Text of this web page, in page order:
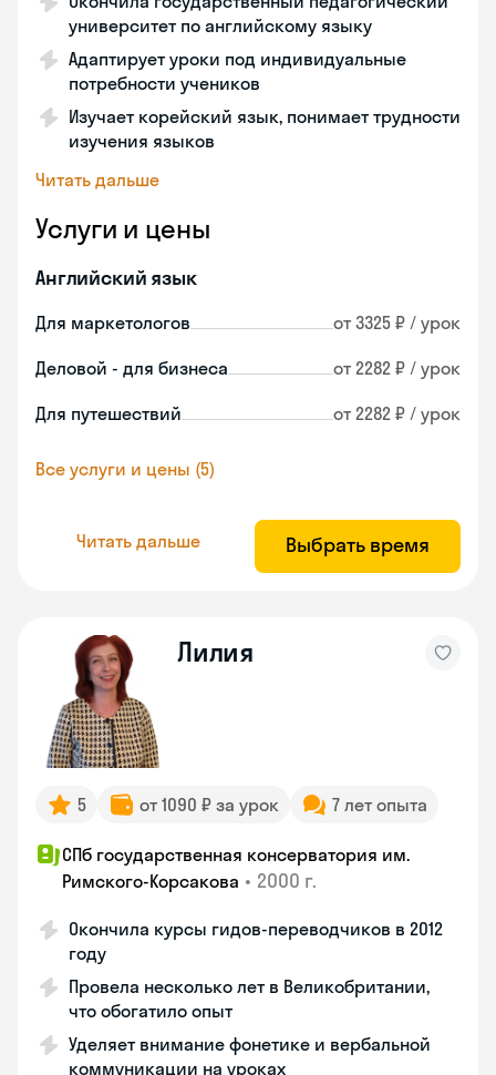
университет по английскому языку
Адаптирует уроки под индивидуальные
потребности учеников
Изучает корейский язык, понимает трудности
изучения языков
Читать дальше
Услуги и цены
Английский язык
Для маркетологов от 3325 ₽ / урок
Деловой - для бизнеса от 2282 ₽ / урок
Для путешествий от 2282 ₽ / урок
Все услуги и цены (5)
Читать дальше Выбрать время
Лилия
5 от 1090 ₽ за урок 7 лет опыта
СПб государственная консерватория им.
Римского-Корсакова • 2000 г.
Окончила курсы гидов-переводчиков в 2012
году
Провела несколько лет в Великобритании,
что обогатило опыт
Уделяет внимание фонетике и вербальной
коммуникации на уроках